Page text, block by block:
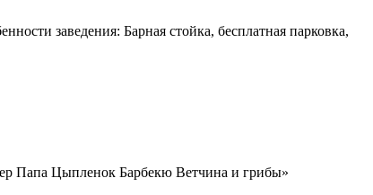
заведения: Барная стойка, бесплатная парковка,
Папа Цыпленок Барбекю Ветчина и грибы»